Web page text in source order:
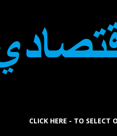
CLICK HERE - TO SELECT